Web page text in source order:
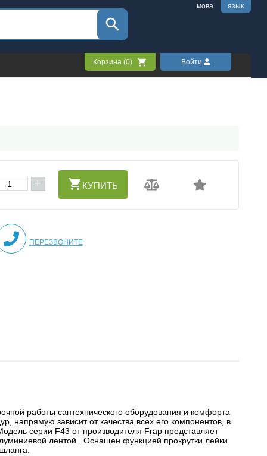
мова язык
Корзина (0) Войти
+ КУПИТЬ
ПЕРЕЗВОНИТЕ
работы сантехнического оборудования и комфорта
напрямую зависит от качества всех его компонентов, в
серии F43 от производителя Frap представляет
лентой . Оснащен функцией прокрутки лейки